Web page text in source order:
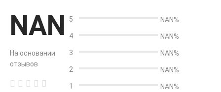
NAN
На основании
отзывов
5 NAN%
4 NAN%
3 NAN%
2 NAN%
1 NAN%